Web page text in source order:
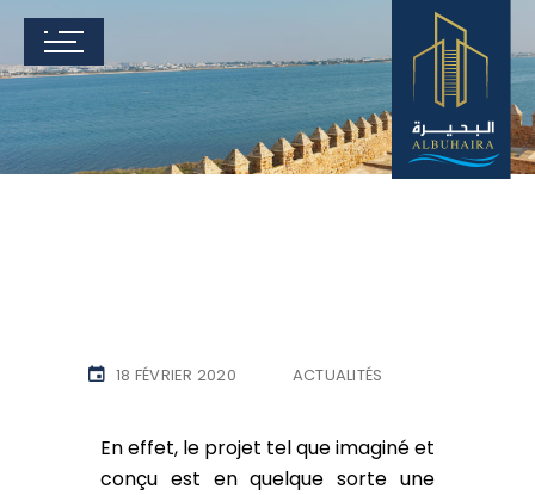
18 FÉVRIER 2020 ACTUALITÉS
En effet, le projet tel que imaginé et
conçu est en quelque sorte une